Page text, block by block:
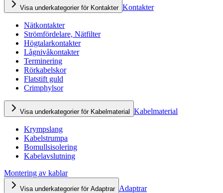
Visa underkategorier för Kontakter Kontakter
Nätkontakter
Strömfördelare, Nätfilter
Högtalarkontakter
Lågnivåkontakter
Terminering
Rörkabelskor
Flatstift guld
Crimphylsor
Visa underkategorier för Kabelmaterial Kabelmaterial
Krympslang
Kabelstrumpa
Bomullsisolering
Kabelavslutning
Montering av kablar
Visa underkategorier för Adaptrar Adaptrar